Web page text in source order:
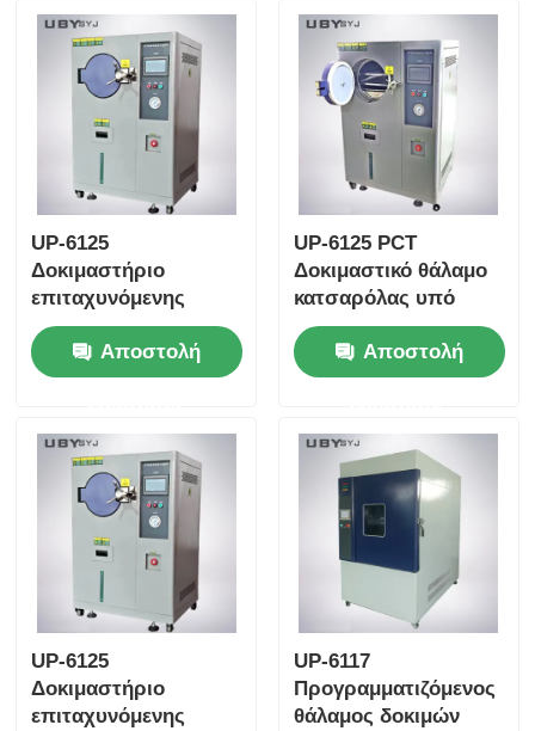
UP-6125
Δοκιμαστήριο
επιταχυνόμενης
γήρανσης με εύρος
υγρασίας 100% Rh,
ομοιομορφία
oC και εύρος
θερμοκρασίας 105 oC
~ + 135 oC για
ηλεκτρονικές
βιομηχανικές δοκιμές
Αποστολή
UP-6125 PCT
Δοκιμαστικό θάλαμο
κατσαρόλας υπό
πίεση με σταθερό
100%RH κορεσμένο
ατμό για εύρος
~ 143°C και πίεση
εργασίας 0,05 ~
0,30MPa
Αποστολή
UP-6125
Δοκιμαστήριο
επιταχυνόμενης
UP-6117
Προγραμματιζόμενος
θάλαμος δοκιμών